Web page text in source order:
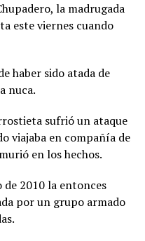
la madrugada
este viernes cuando
haber sido atada de
nuca.
sufrió un ataque
viajaba en compañía de
en los hechos.
2010 la entonces
por un grupo armado